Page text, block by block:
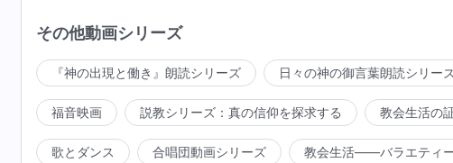
その他動画シリーズ
『神の出現と働き』朗読シリーズ 日々の神の御言葉朗読シリー
福音映画 説教シリーズ：真の信仰を探求する 教会生活の
歌とダンス 合唱団動画シリーズ 教会生活――バラエティ